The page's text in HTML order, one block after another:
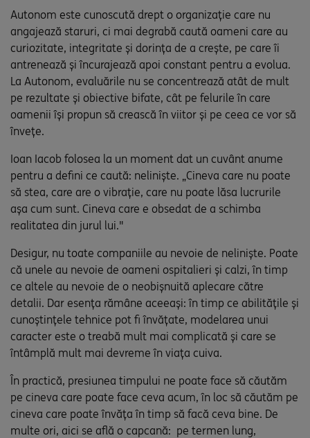
Autonom este cunoscută drept o organizație care nu
angajează staruri, ci mai degrabă caută oameni care au
curiozitate, integritate și dorința de a crește, pe care îi
antrenează și încurajează apoi constant pentru a evolua.
La Autonom, evaluările nu se concentrează atât de mult
pe rezultate și obiective bifate, cât pe felurile în care
oamenii își propun să crească în viitor și pe ceea ce vor să
învețe.
Ioan Iacob folosea la un moment dat un cuvânt anume
pentru a defini ce caută: neliniște. „Cineva care nu poate
să stea, care are o vibrație, care nu poate lăsa lucrurile
așa cum sunt. Cineva care e obsedat de a schimba
realitatea din jurul lui."
Desigur, nu toate companiile au nevoie de neliniște. Poate
că unele au nevoie de oameni ospitalieri și calzi, în timp
ce altele au nevoie de o neobișnuită aplecare către
detalii. Dar esența rămâne aceeași: în timp ce abilitățile și
cunoștințele tehnice pot fi învățate, modelarea unui
caracter este o treabă mult mai complicată și care se
întâmplă mult mai devreme în viața cuiva.
În practică, presiunea timpului ne poate face să căutăm
pe cineva care poate face ceva acum, în loc să căutăm pe
cineva care poate învăța în timp să facă ceva bine. De
multe ori, aici se află o capcană: pe termen lung,